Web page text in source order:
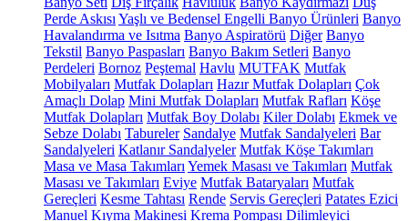
Perde Askısı Yaşlı ve Bedensel Engelli Banyo Ürünleri Banyo
Havalandırma ve Isıtma Banyo Aspiratörü Diğer Banyo
Tekstil Banyo Paspasları Banyo Bakım Setleri Banyo
Perdeleri Bornoz Peştemal Havlu MUTFAK Mutfak
Mobilyaları Mutfak Dolapları Hazır Mutfak Dolapları Çok
Amaçlı Dolap Mini Mutfak Dolapları Mutfak Rafları Köşe
Mutfak Dolapları Mutfak Boy Dolabı Kiler Dolabı Ekmek ve
Sebze Dolabı Tabureler Sandalye Mutfak Sandalyeleri Bar
Sandalyeleri Katlanır Sandalyeler Mutfak Köşe Takımları
Masa ve Masa Takımları Yemek Masası ve Takımları Mutfak
Masası ve Takımları Eviye Mutfak Bataryaları Mutfak
Gereçleri Kesme Tahtası Rende Servis Gereçleri Patates Ezici
Manuel Kıyma Makinesi Krema Pompası Dilimleyici